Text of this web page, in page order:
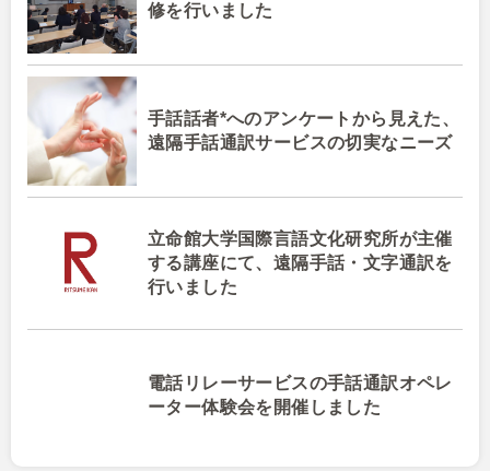
修を行いました
手話話者*へのアンケートから見えた、
遠隔手話通訳サービスの切実なニーズ
立命館大学国際言語文化研究所が主催
する講座にて、遠隔手話・文字通訳を
行いました
電話リレーサービスの手話通訳オペレ
ーター体験会を開催しました